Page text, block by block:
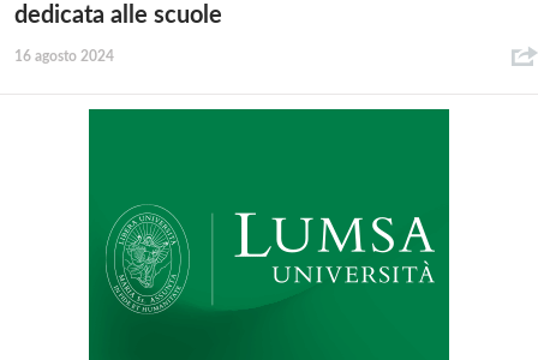
dedicata alle scuole
16 agosto 2024